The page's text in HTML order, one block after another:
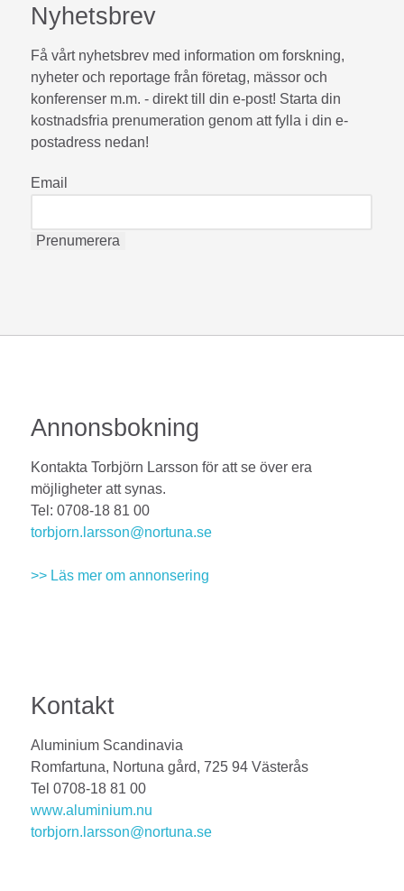
Nyhetsbrev
Få vårt nyhetsbrev med information om forskning,
nyheter och reportage från företag, mässor och
konferenser m.m. - direkt till din e-post! Starta din
kostnadsfria prenumeration genom att fylla i din e-
postadress nedan!
Email
Annonsbokning
Kontakta Torbjörn Larsson för att se över era
möjligheter att synas.
Tel: 0708-18 81 00
torbjorn.larsson@nortuna.se
>> Läs mer om annonsering
Kontakt
Aluminium Scandinavia
Romfartuna, Nortuna gård, 725 94 Västerås
Tel 0708-18 81 00
www.aluminium.nu
torbjorn.larsson@nortuna.se